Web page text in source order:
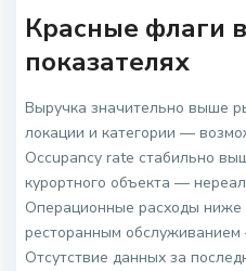
Красные флаги
показателях
Выручка значительно выше
локации и категории —
Occupancy rate стабильно
курортного объекта —
Операционные расходы ниже
ресторанным
Отсутствие данных за